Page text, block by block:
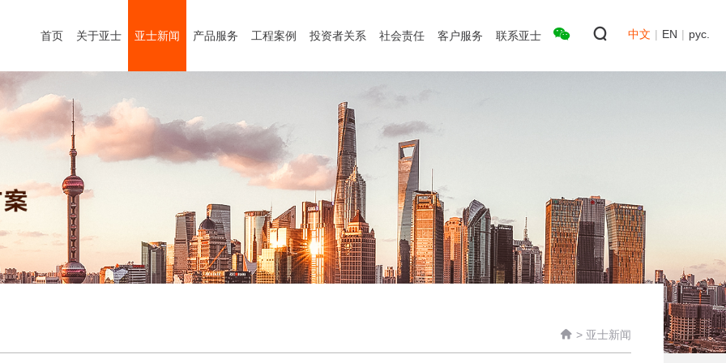
首页 关于亚士 亚士新闻 产品服务 工程案例 投资者关系 社会责任 客户服务 联系亚士 中文 | EN | рус.
 > 亚士新闻